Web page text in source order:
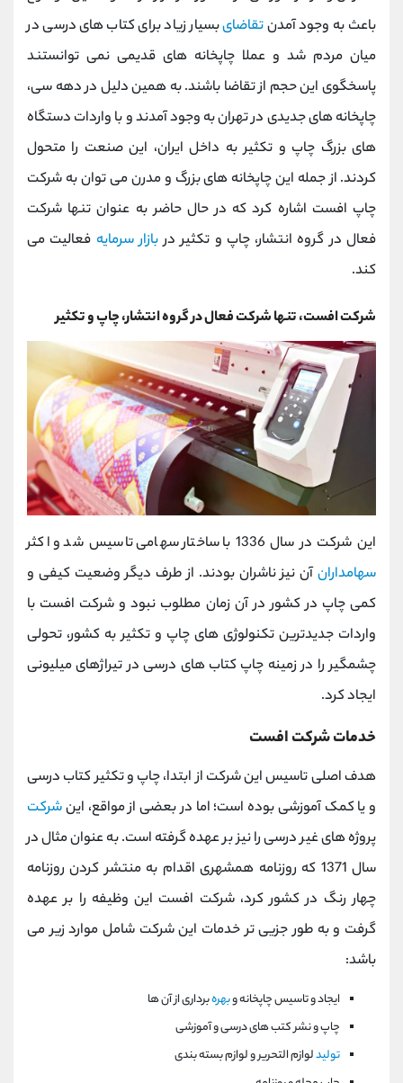
باعث به وجود آمدنتقاضایبسیار زیاد برای کتاب های درسی در
میان مردم شد و عملا چاپخانه های قدیمی نمی توانستند
پاسخگوی این حجم از تقاضا باشند. به همین دلیل در دهه سی،
چاپخانه های جدیدی در تهران به وجود آمدند و با واردات دستگاه
های بزرگ چاپ و تکثیر به داخل ایران، این صنعت را متحول
کردند. از جمله این چاپخانه های بزرگ و مدرن می توان به شرکت
چاپ افست اشاره کرد که در حال حاضر به عنوان تنها شرکت
فعال در گروه انتشار، چاپ و تکثیر دربازار سرمایه فعالیت می
کند.
شرکت افست، تنها شرکت فعال در گروه انتشار، چاپ و تکثیر
این شرکت در سال 1336 با ساختار سهامی تاسیس شد و اکثر
سهامدارانآن نیز ناشران بودند. از طرف دیگر وضعیت کیفی و
کمی چاپ در کشور در آن زمان مطلوب نبود و شرکت افست با
واردات جدیدترین تکنولوژی های چاپ و تکثیر به کشور، تحولی
چشمگیر را در زمینه چاپ کتاب های درسی در تیراژهای میلیونی
ایجاد کرد.
خدمات شرکت افست
هدف اصلی تاسیس این شرکت از ابتدا، چاپ و تکثیر کتاب درسی
و یا کمک آموزشی بوده است؛ اما در بعضی از مواقع، اینشرکت
پروژه های غیر درسی را نیز بر عهده گرفته است. به عنوان مثال در
سال 1371 که روزنامه همشهری اقدام به منتشر کردن روزنامه
چهار رنگ در کشور کرد، شرکت افست این وظیفه را بر عهده
گرفت و به طور جزیی تر خدمات این شرکت شامل موارد زیر می
باشد:
ایجاد و تاسیس چاپخانه وبهرهبرداری از آن ها
چاپ و نشر کتب های درسی و آموزشی
تولیدلوازم التحریر و لوازم بسته بندی